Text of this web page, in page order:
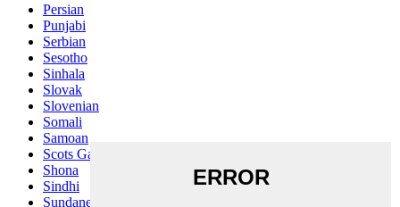
Persian
Punjabi
Serbian
Sesotho
Sinhala
Slovak
Slovenian
Somali
Samoan
Scots Gaelic
Shona
Sindhi
Sundanese